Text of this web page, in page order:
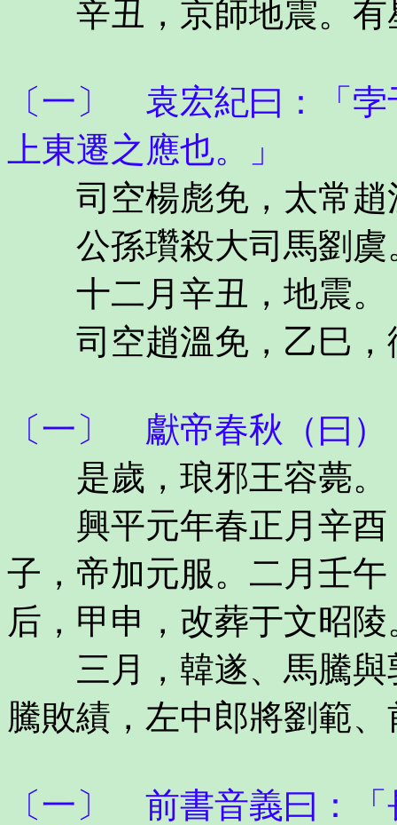
辛丑，京師地震。有
〔一〕 袁宏紀曰：「
上東遷之應也。」
司空楊彪免，太常趙
公孫瓚殺大司馬劉虞
十二月辛丑，地震。
司空趙溫免，乙巳，
〔一〕 獻帝春秋（曰
是歲，琅邪王容薨。
興平元年春正月辛酉
子，帝加元服。二月壬
后，甲申，改葬于文昭
三月，韓遂、馬騰與
騰敗績，左中郎將劉範
〔一〕 前書音義曰：